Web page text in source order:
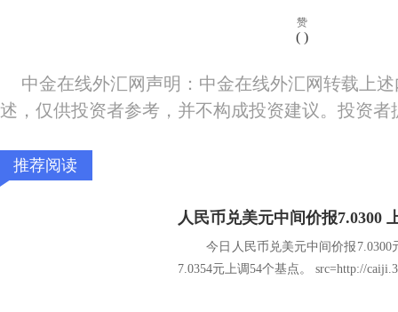
赞
( )
中金在线外汇网声明：中金在线外汇网转载上
述，仅供投资者参考，并不构成投资建议。投资
推荐阅读
人民币兑美元中间价报7.0300
今日人民币兑美元中间价报7.0300
7.0354元上调54个基点。 src=http://